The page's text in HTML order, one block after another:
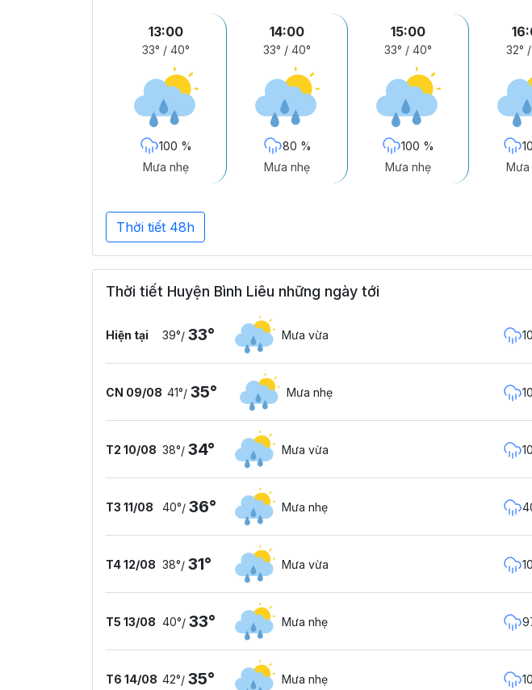
13:00
33° / 40°
100 %
Mưa nhẹ
14:00
33° / 40°
80 %
Mưa nhẹ
15:00
33° / 40°
100 %
Mưa nhẹ
32° /
Thời tiết 48h
Thời tiết Huyện Bình Liêu những ngày tới
Hiện tại 39°/ 33° Mưa vừa
CN 09/08 41°/ 35° Mưa nhẹ
T2 10/08 38°/ 34° Mưa vừa
T3 11/08 40°/ 36° Mưa nhẹ
T4 12/08 38°/ 31° Mưa vừa
T5 13/08 40°/ 33° Mưa nhẹ
T6 14/08 42°/ 35° Mưa nhẹ